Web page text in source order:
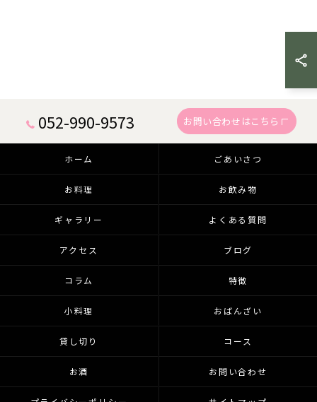
052-990-9573 お問い合わせはこちら
ホーム ごあいさつ
お料理 お飲み物
ギャラリー よくある質問
アクセス ブログ
コラム 特徴
小料理 おばんざい
貸し切り コース
お酒 お問い合わせ